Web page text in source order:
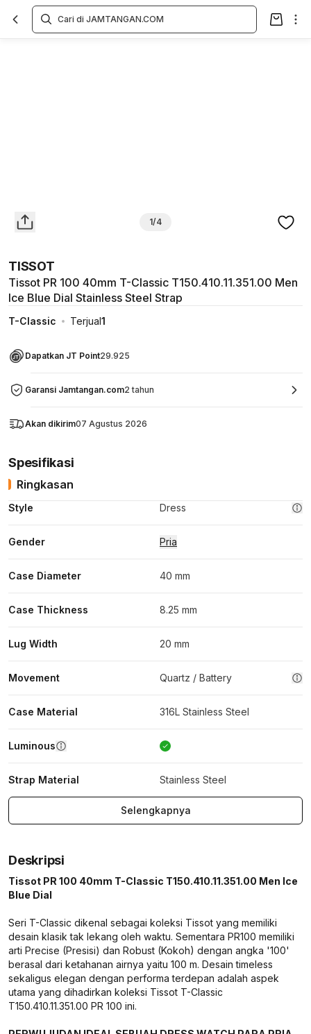
1/4
TISSOT
Tissot PR 100 40mm T-Classic T150.410.11.351.00 Men
Ice Blue Dial Stainless Steel Strap
T-Classic Terjual1
Dapatkan JT Point29.925
Garansi Jamtangan.com2 tahun
Akan dikirim07 Agustus 2026
Spesifikasi
Ringkasan
Style Dress
Gender Pria
Case Diameter 40 mm
Case Thickness 8.25 mm
Lug Width 20 mm
Movement Quartz / Battery
Case Material 316L Stainless Steel
Luminous
Strap Material Stainless Steel
Selengkapnya
Deskripsi
Tissot PR 100 40mm T-Classic T150.410.11.351.00 Men Ice
Blue Dial
Seri T-Classic dikenal sebagai koleksi Tissot yang memiliki
desain klasik tak lekang oleh waktu. Sementara PR100 memiliki
arti Precise (Presisi) dan Robust (Kokoh) dengan angka '100'
berasal dari ketahanan airnya yaitu 100 m. Desain timeless
sekaligus elegan dengan performa terdepan adalah aspek
utama yang dihadirkan koleksi Tissot T-Classic
T150.410.11.351.00 PR 100 ini.